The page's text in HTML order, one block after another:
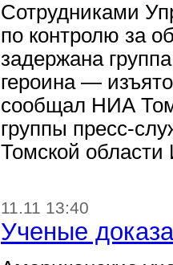
Сотрудниками
по контролю за
задержана
героина —
сообщал НИА
группы пресс-
Томской
11.11 13:40
Ученые